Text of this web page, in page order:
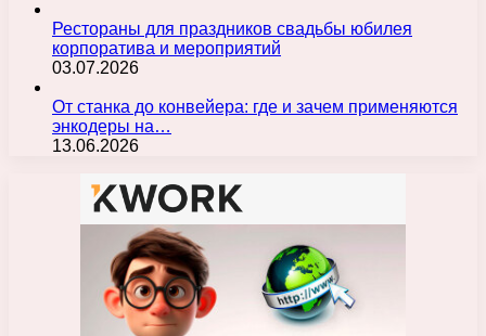
Рестораны для праздников свадьбы юбилея
корпоратива и мероприятий
03.07.2026
От станка до конвейера: где и зачем применяются
энкодеры на…
13.06.2026